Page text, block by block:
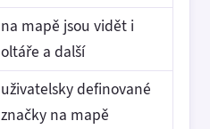
na mapě jsou vidět i
oltáře a další
uživatelsky definované
značky na mapě